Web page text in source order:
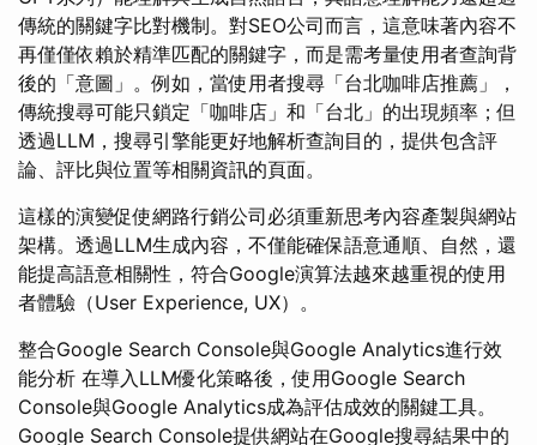
傳統的關鍵字比對機制。對SEO公司而言，這意味著內容不
再僅僅依賴於精準匹配的關鍵字，而是需考量使用者查詢背
後的「意圖」。例如，當使用者搜尋「台北咖啡店推薦」，
傳統搜尋可能只鎖定「咖啡店」和「台北」的出現頻率；但
透過LLM，搜尋引擎能更好地解析查詢目的，提供包含評
論、評比與位置等相關資訊的頁面。
這樣的演變促使網路行銷公司必須重新思考內容產製與網站
架構。透過LLM生成內容，不僅能確保語意通順、自然，還
能提高語意相關性，符合Google演算法越來越重視的使用
者體驗（User Experience, UX）。
整合Google Search Console與Google Analytics進行效
能分析 在導入LLM優化策略後，使用Google Search
Console與Google Analytics成為評估成效的關鍵工具。
Google Search Console提供網站在Google搜尋結果中的